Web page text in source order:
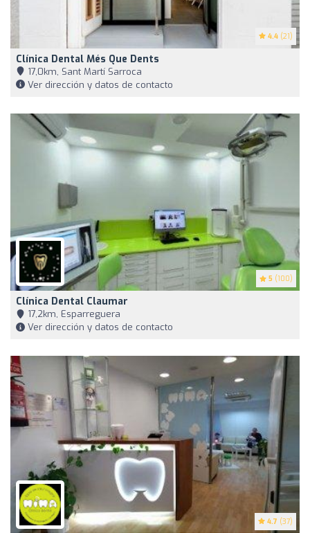
4.4 (21)
Clínica Dental Més Que Dents
17,0km, Sant Martí Sarroca
Ver dirección y datos de contacto
5 (100)
Clínica Dental Claumar
17,2km, Esparreguera
Ver dirección y datos de contacto
4.7 (37)